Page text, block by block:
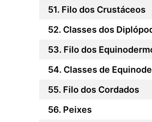
Filo dos Crustáceos
Classes dos
Filo dos
Classes de
Filo dos Cordados
Peixes